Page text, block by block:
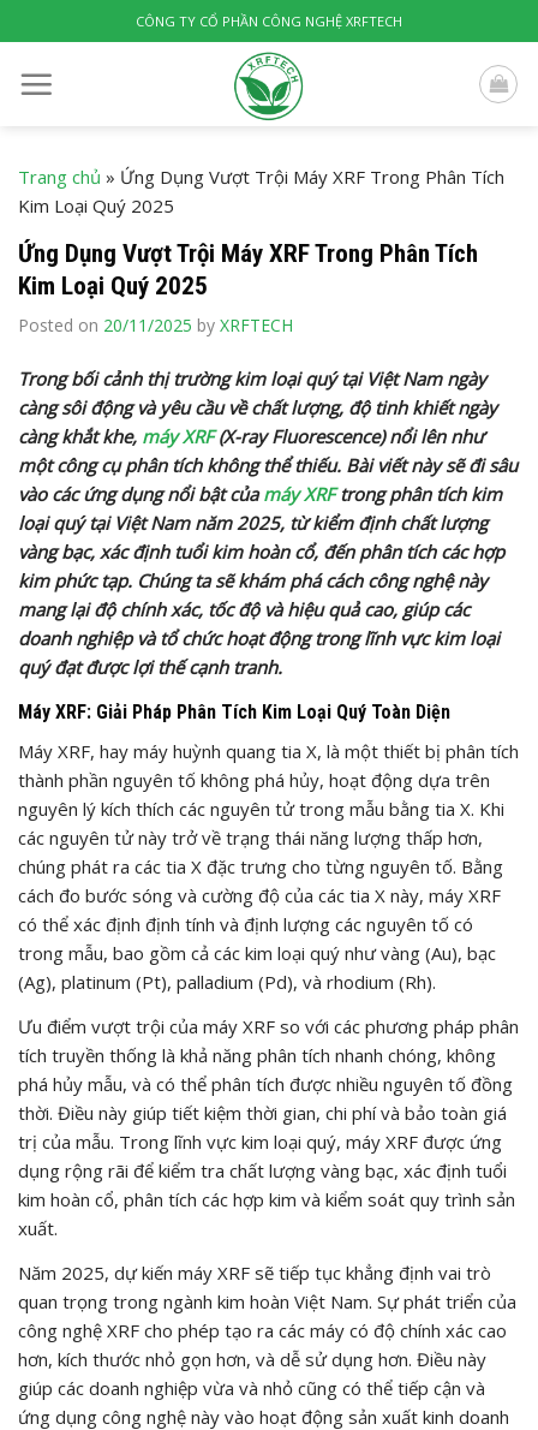
to
content
CÔNG TY CỔ PHẦN CÔNG NGHỆ XRFTECH
Trang chủ » Ứng Dụng Vượt Trội Máy XRF Trong Phân Tích
Kim Loại Quý 2025
Ứng Dụng Vượt Trội Máy XRF Trong Phân Tích
Kim Loại Quý 2025
Posted on 20/11/2025 by XRFTECH
Trong bối cảnh thị trường kim loại quý tại Việt Nam ngày
càng sôi động và yêu cầu về chất lượng, độ tinh khiết ngày
càng khắt khe, máy XRF(X-ray Fluorescence) nổi lên như
một công cụ phân tích không thể thiếu. Bài viết này sẽ đi sâu
vào các ứng dụng nổi bật củamáy XRFtrong phân tích kim
loại quý tại Việt Nam năm 2025, từ kiểm định chất lượng
vàng bạc, xác định tuổi kim hoàn cổ, đến phân tích các hợp
kim phức tạp. Chúng ta sẽ khám phá cách công nghệ này
mang lại độ chính xác, tốc độ và hiệu quả cao, giúp các
doanh nghiệp và tổ chức hoạt động trong lĩnh vực kim loại
quý đạt được lợi thế cạnh tranh.
Máy XRF: Giải Pháp Phân Tích Kim Loại Quý Toàn Diện
Máy XRF, hay máy huỳnh quang tia X, là một thiết bị phân tích
thành phần nguyên tố không phá hủy, hoạt động dựa trên
nguyên lý kích thích các nguyên tử trong mẫu bằng tia X. Khi
các nguyên tử này trở về trạng thái năng lượng thấp hơn,
chúng phát ra các tia X đặc trưng cho từng nguyên tố. Bằng
cách đo bước sóng và cường độ của các tia X này, máy XRF
có thể xác định định tính và định lượng các nguyên tố có
trong mẫu, bao gồm cả các kim loại quý như vàng (Au), bạc
(Ag), platinum (Pt), palladium (Pd), và rhodium (Rh).
Ưu điểm vượt trội của máy XRF so với các phương pháp phân
tích truyền thống là khả năng phân tích nhanh chóng, không
phá hủy mẫu, và có thể phân tích được nhiều nguyên tố đồng
thời. Điều này giúp tiết kiệm thời gian, chi phí và bảo toàn giá
trị của mẫu. Trong lĩnh vực kim loại quý, máy XRF được ứng
dụng rộng rãi để kiểm tra chất lượng vàng bạc, xác định tuổi
kim hoàn cổ, phân tích các hợp kim và kiểm soát quy trình sản
xuất.
Năm 2025, dự kiến máy XRF sẽ tiếp tục khẳng định vai trò
quan trọng trong ngành kim hoàn Việt Nam. Sự phát triển của
công nghệ XRF cho phép tạo ra các máy có độ chính xác cao
hơn, kích thước nhỏ gọn hơn, và dễ sử dụng hơn. Điều này
giúp các doanh nghiệp vừa và nhỏ cũng có thể tiếp cận và
ứng dụng công nghệ này vào hoạt động sản xuất kinh doanh